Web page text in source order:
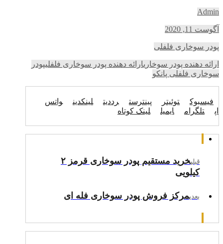
Admin
آگوست 11, 2020
پودر سوخاری فلفلی
ارائه دهنده پودر سوخاریارائه دهنده پودر سوخاری فلفلیپودر
سوخاری فلفلی پانکو
فیسبوک توئیتر پینترست رددیت لینکدین
واتس
اپ
تلگرام ایمیل لینک کوتاه
قبلی
خرید مستقیم پودر سوخاری قرمز ۲
کیلویی
بعدیمرکز فروش پودر سوخاری فله ای